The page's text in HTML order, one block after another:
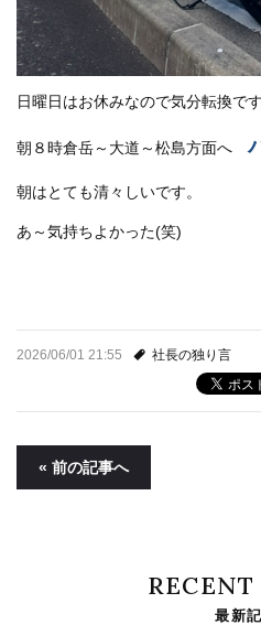
日曜日はお休みなので気分転換です
朝８時倉岳～大道～松島方面へ
朝はとても清々しいです。
あ～気持ちよかった(笑)
2026/06/01 21:55 社長の独り言
« 前の記事へ
RECENT
最新